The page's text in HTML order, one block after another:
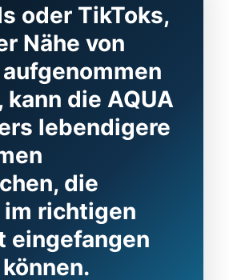
oder TikToks,
Nähe von
kann die AQUA
lebendigere
die
richtigen
eingefangen